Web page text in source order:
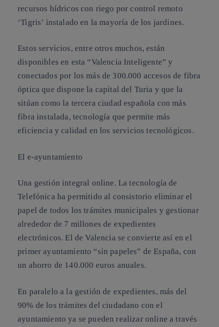
recursos hídricos con riego por control remoto
‘Tigris’ instalado en la mayoría de los jardines.
Estos servicios, entre otros muchos, están
disponibles en esta “Valencia Inteligente” y
conectados por los más de 300.000 accesos de fibra
óptica que dispone la capital del Turia y que la
sitúan como la tercera ciudad española con más
fibra instalada, tecnología que permite más
eficiencia y calidad en los servicios tecnológicos.
El e-ayuntamiento
Una gestión integral online. La tecnología de
Telefónica ha permitido al consistorio eliminar el
papel de todos los trámites municipales y gestionar
alrededor de 7 millones de expedientes
electrónicos. El de Valencia se convierte así en el
primer ayuntamiento “sin papeles” de España, con
un ahorro de 140.000 euros anuales.
En paralelo a la gestión de expedientes, más del
90% de los trámites del ciudadano con el
ayuntamiento ya se pueden realizar online a través